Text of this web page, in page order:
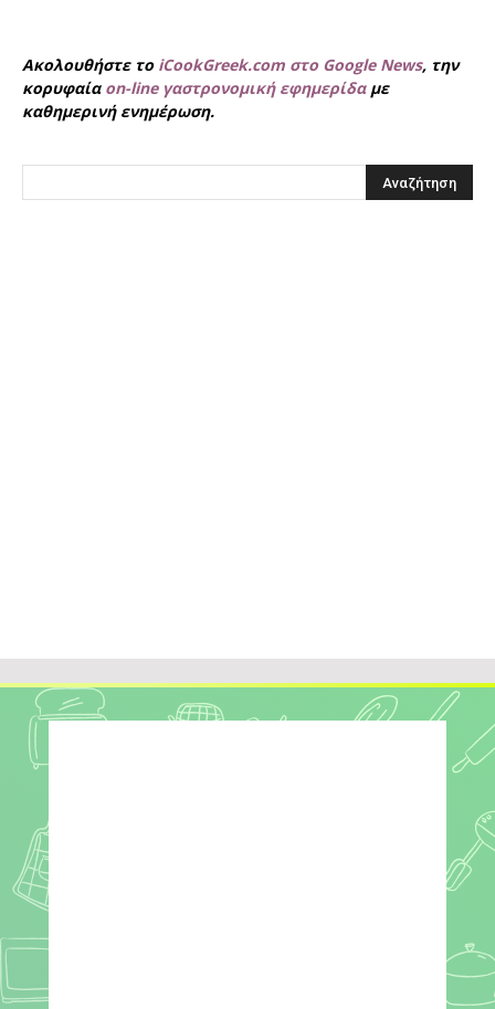
Ακολουθήστε το iCookGreek.com στο Google News, την
κορυφαία on-line γαστρονομική εφημερίδαμε
καθημερινή ενημέρωση.